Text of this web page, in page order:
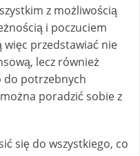
z możliwością
i poczuciem
więc przedstawiać nie
lecz również
do potrzebnych
poradzić sobie z
się do wszystkiego, co